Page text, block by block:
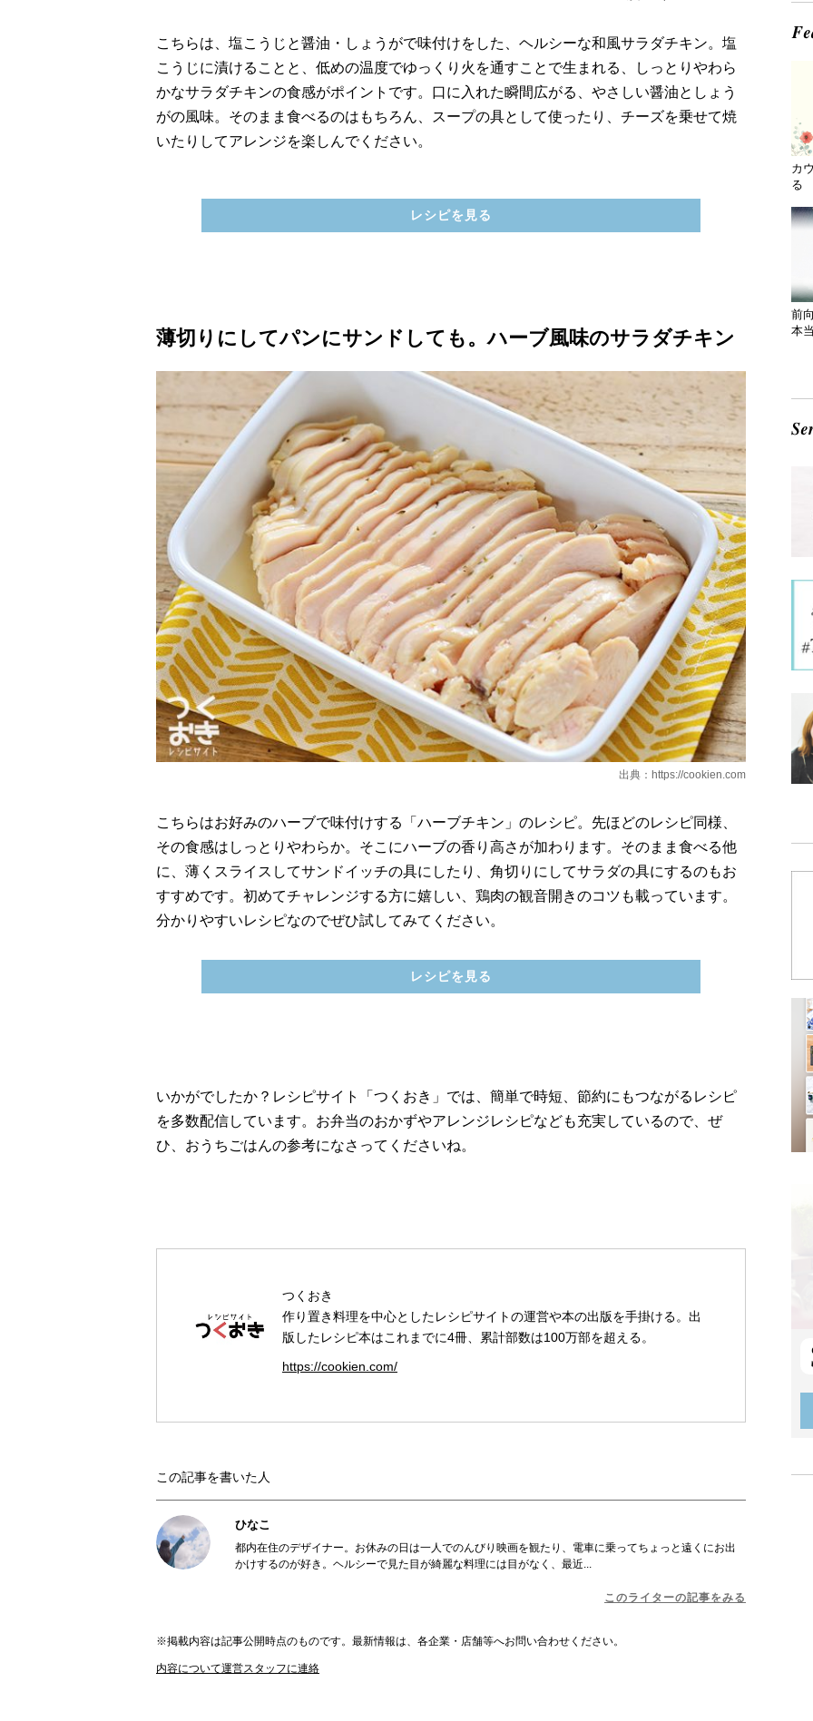
こちらは、塩こうじと醤油・しょうがで味付けをした、ヘルシーな和風サラダチキン。塩
こうじに漬けることと、低めの温度でゆっくり火を通すことで生まれる、しっとりやわら
かなサラダチキンの食感がポイントです。口に入れた瞬間広がる、やさしい醤油としょう
がの風味。そのまま食べるのはもちろん、スープの具として使ったり、チーズを乗せて焼
いたりしてアレンジを楽しんでください。
レシピを見る
薄切りにしてパンにサンドしても。ハーブ風味のサラダチキン
出典： https://cookien.com
こちらはお好みのハーブで味付けする「ハーブチキン」のレシピ。先ほどのレシピ同様、
その食感はしっとりやわらか。そこにハーブの香り高さが加わります。そのまま食べる他
に、薄くスライスしてサンドイッチの具にしたり、角切りにしてサラダの具にするのもお
すすめです。初めてチャレンジする方に嬉しい、鶏肉の観音開きのコツも載っています。
分かりやすいレシピなのでぜひ試してみてください。
レシピを見る
いかがでしたか？レシピサイト「つくおき」では、簡単で時短、節約にもつながるレシピ
を多数配信しています。お弁当のおかずやアレンジレシピなども充実しているので、ぜ
ひ、おうちごはんの参考になさってくださいね。
つくおき
作り置き料理を中心としたレシピサイトの運営や本の出版を手掛ける。出
版したレシピ本はこれまでに4冊、累計部数は100万部を超える。
https://cookien.com/
この記事を書いた人
ひなこ
都内在住のデザイナー。お休みの日は一人でのんびり映画を観たり、電車に乗ってちょっと遠くにお出
かけするのが好き。ヘルシーで見た目が綺麗な料理には目がなく、最近...
このライターの記事をみる
※掲載内容は記事公開時点のものです。最新情報は、各企業・店舗等へお問い合わせください。
内容について運営スタッフに連絡
カ
る
前
本